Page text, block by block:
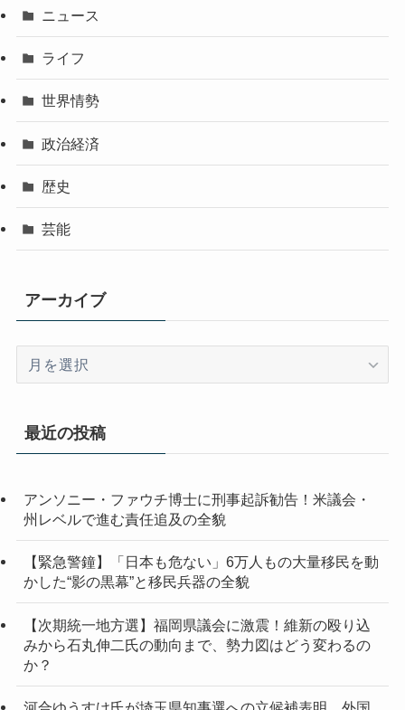
ニュース
ライフ
世界情勢
政治経済
歴史
芸能
アーカイブ
イ
最近の投稿
アンソニー・ファウチ博士に刑事起訴勧告！米議会・
州レベルで進む責任追及の全貌
【緊急警鐘】「日本も危ない」6万人もの大量移民を動
かした“影の黒幕”と移民兵器の全貌
【次期統一地方選】福岡県議会に激震！維新の殴り込
みから石丸伸二氏の動向まで、勢力図はどう変わるの
か？